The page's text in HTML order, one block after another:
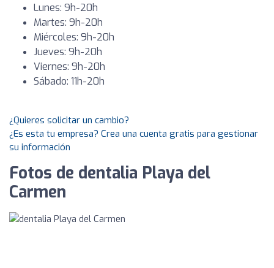
Lunes: 9h-20h
Martes: 9h-20h
Miércoles: 9h-20h
Jueves: 9h-20h
Viernes: 9h-20h
Sábado: 11h-20h
¿Quieres solicitar un cambio?
¿Es esta tu empresa? Crea una cuenta gratis para gestionar
su información
Fotos de dentalia Playa del
Carmen